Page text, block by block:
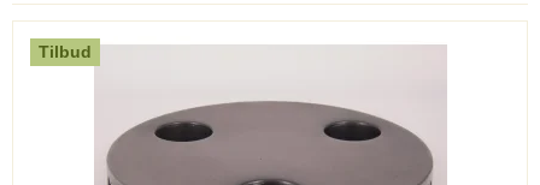
Tilbud